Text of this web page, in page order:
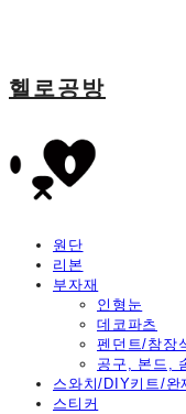
헬로공방
원단
리본
부자재
인형눈
데코파츠
펜던트/참장
공구, 본드,
스와치/DIY키트/완
스티커